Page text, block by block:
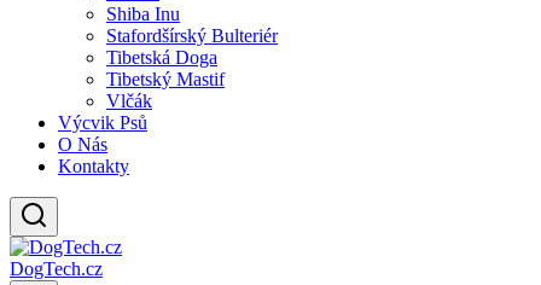
Shiba Inu
Stafordšírský Bulteriér
Tibetská Doga
Tibetský Mastif
Vlčák
Výcvik Psů
O Nás
Kontakty
DogTech.cz